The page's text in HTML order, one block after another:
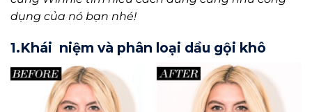
dụng của nó bạn nhé!
1.Khái niệm và phân loại dầu gội khô